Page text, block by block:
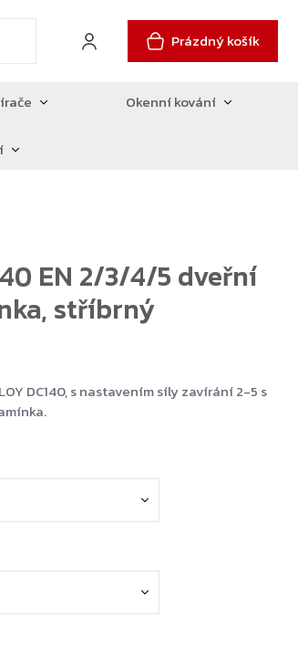
Prázdný košík
Okenní kování
EN 2/3/4/5 dveřní
stříbrný
DC140, s nastavením síly zavírání 2-5 s